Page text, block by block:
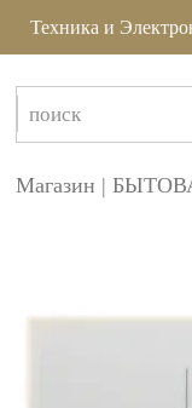
Техника и
Магазин |